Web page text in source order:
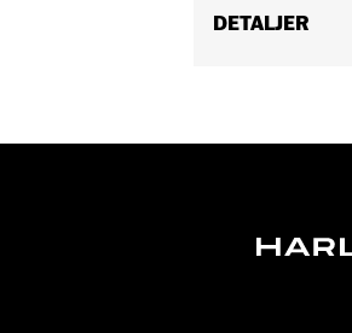
DETALJER
Origin:Imported